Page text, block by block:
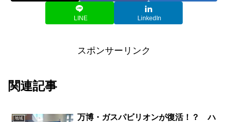
LINE LinkedIn
スポンサーリンク
関連記事
地域
万博・ガスパビリオンが復活！？ ハ